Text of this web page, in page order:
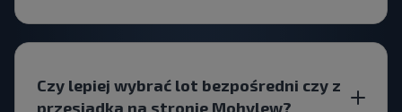
Czy lepiej wybrać lot bezpośredni czy z
przesiadką na stronie Mohylew?